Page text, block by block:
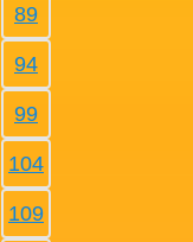
89
94
99
104
109